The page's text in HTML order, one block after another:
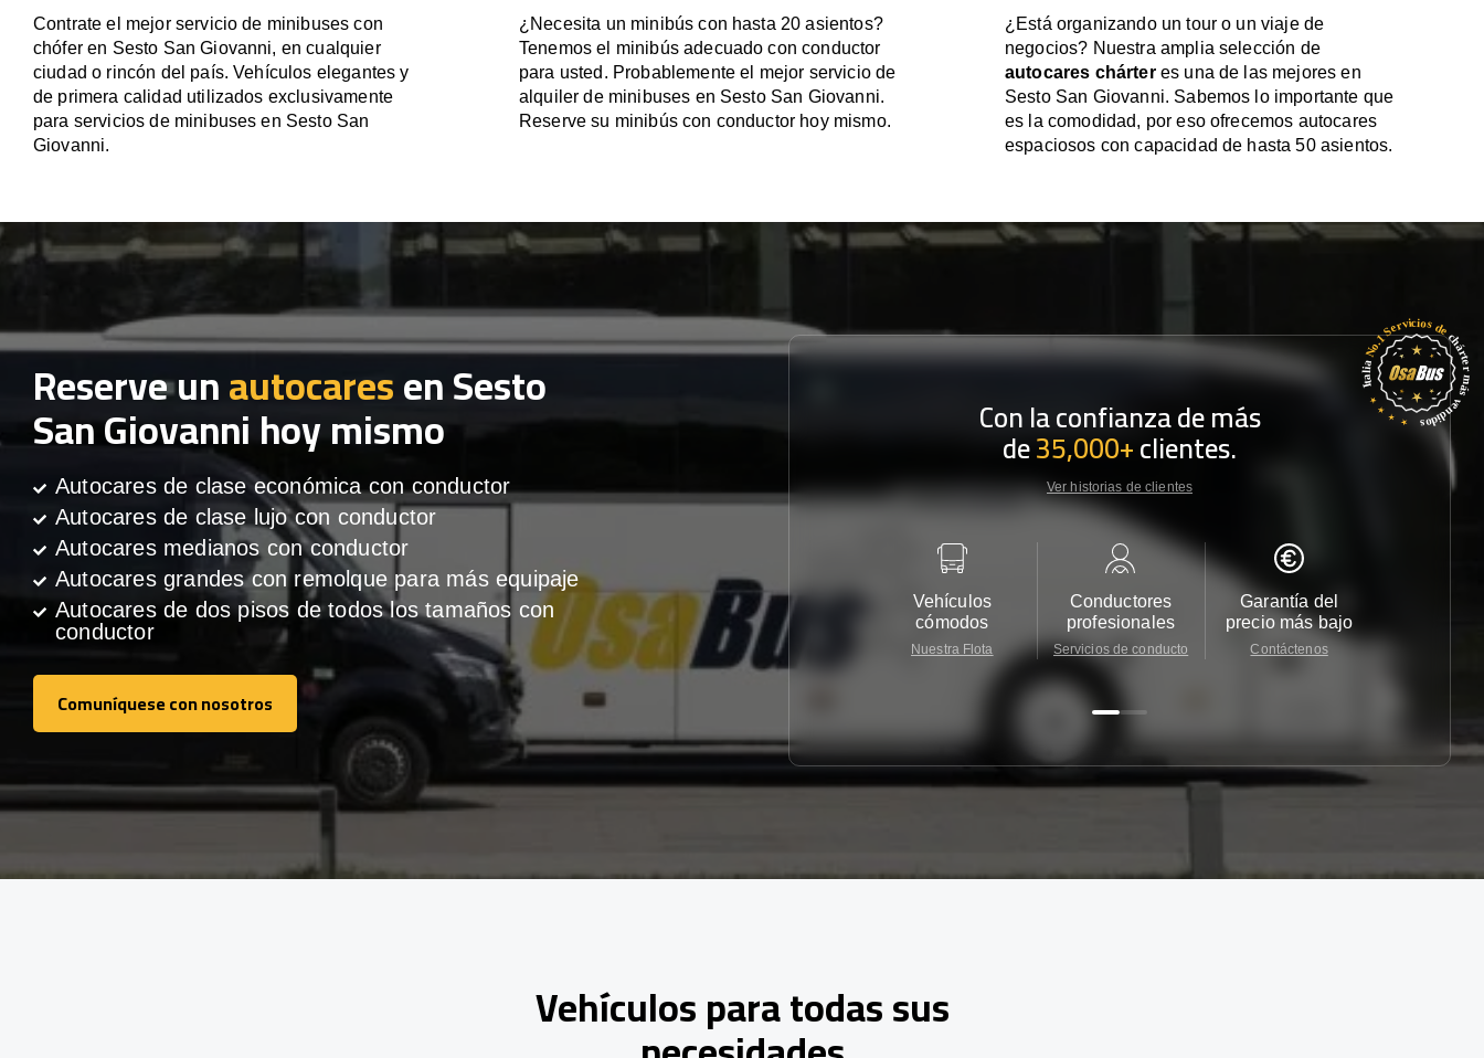
Contrate el mejor servicio de minibuses con
chófer en Sesto San Giovanni, en cualquier
ciudad o rincón del país. Vehículos elegantes y
de primera calidad utilizados exclusivamente
para servicios de minibuses en Sesto San
Giovanni.
¿Necesita un minibús con hasta 20 asientos?
Tenemos el minibús adecuado con conductor
para usted. Probablemente el mejor servicio de
alquiler de minibuses en Sesto San Giovanni.
Reserve su minibús con conductor hoy mismo.
¿Está organizando un tour o un viaje de
negocios? Nuestra amplia selección de
autocares chárteres una de las mejores en
Sesto San Giovanni. Sabemos lo importante que
es la comodidad, por eso ofrecemos autocares
espaciosos con capacidad de hasta 50 asientos.
Reserve unautocaresen Sesto
San Giovanni hoy mismo
Autocares de clase económica con conductor
Autocares de clase lujo con conductor
Autocares medianos con conductor
Autocares grandes con remolque para más equipaje
Autocares de dos pisos de todos los tamaños con
conductor
Comuníquese con nosotros
Comuníquese con nosotros
Con la confianza de más
de35,000+clientes.
Ver historias de clientes
Vehículos
cómodos
Nuestra Flota
Conductores
profesionales
Servicios de conducto
Garantía del
precio más bajo
Contáctenos
Vehículos para todas sus